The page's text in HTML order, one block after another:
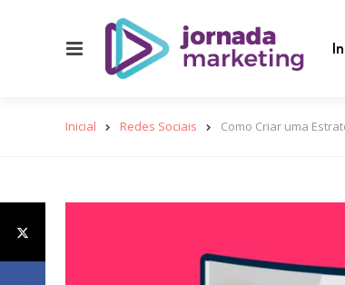
Inicial Redes Sociais Como Criar uma